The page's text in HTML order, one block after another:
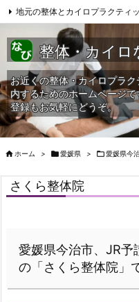
地元の整体とカイロプラクティ
サイトマップ 当HPへの問合せ
整体・カイロ
お近くの整体・カイロプラ
内するためのホームページ
登録もお気軽にどうぞ。
 ホーム > 愛媛県 > 愛媛県今
さくら整体院
愛媛県今治市、JR
の「さくら整体院」